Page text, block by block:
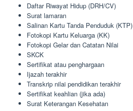
Daftar Riwayat Hidup (DRH/CV)
Surat lamaran
Salinan Kartu Tanda Penduduk (KTP)
Fotokopi Kartu Keluarga (KK)
Fotokopi Gelar dan Catatan Nilai
SKCK
Sertifikat atau penghargaan
Ijazah terakhir
Transkrip nilai pendidikan terakhir
Sertifikat keahlian (jika ada)
Surat Keterangan Kesehatan